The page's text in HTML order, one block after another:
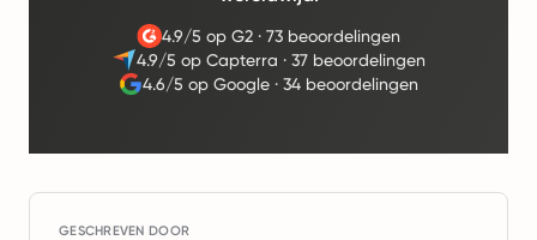
4.9/5 op G2· 73 beoordelingen
4.9/5 op Capterra · 37 beoordelingen
4.6/5 op Google ·34 beoordelingen
GESCHREVEN DOOR